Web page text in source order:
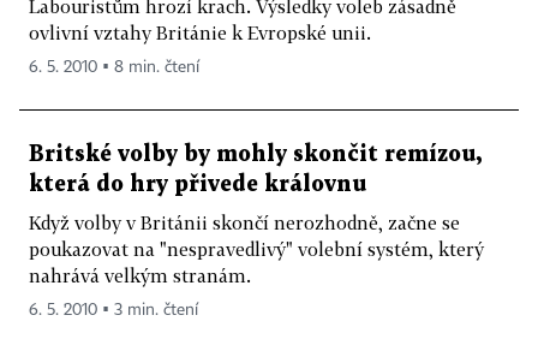
Labouristům hrozí krach. Výsledky voleb zásadně
ovlivní vztahy Británie k Evropské unii.
6. 5. 2010 ▪ 8 min. čtení
Britské volby by mohly skončit remízou,
která do hry přivede královnu
Když volby v Británii skončí nerozhodně, začne se
poukazovat na "nespravedlivý" volební systém, který
nahrává velkým stranám.
6. 5. 2010 ▪ 3 min. čtení